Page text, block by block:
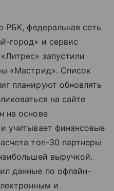
РБК, федеральная сеть
город» и сервис
запустили
«Мастрид». Список
планируют обновлять
на сайте
на основе
учитывает финансовые
топ-30 партнеры
выручкой.
данные по офлайн-
и